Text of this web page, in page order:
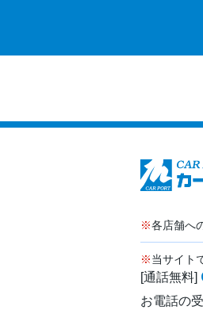
※各店舗へ
※当サイト
[通話無料]
お電話の